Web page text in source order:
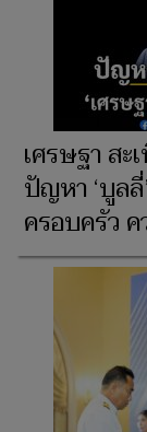
เศรษฐา สะ
ปัญหา ‘บูลลี่
ครอบครัว